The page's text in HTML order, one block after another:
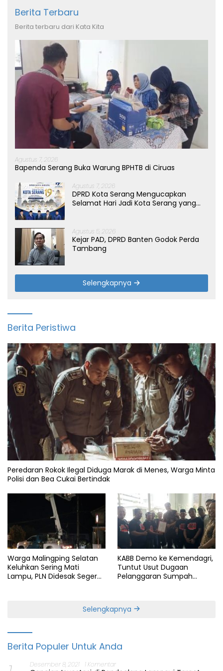
Berita Terbaru
Berita terbaru dari Kata Kita
Agustus 7, 2026
Bapenda Serang Buka Warung BPHTB di Ciruas
Agustus 7, 2026
DPRD Kota Serang Mengucapkan
Selamat Hari Jadi Kota Serang yang
Agustus 5, 2026
Kejar PAD, DPRD Banten Godok Perda
Tambang
Selengkapnya
Berita Peristiwa
Peredaran Rokok Ilegal Diduga Marak di Menes, Warga Minta
Polisi dan Bea Cukai Bertindak
Warga Malingping Selatan
Keluhkan Sering Mati
Lampu, PLN Didesak Segera
KABB Demo ke Kemendagri,
Tuntut Usut Dugaan
Pelanggaran Sumpah
Selengkapnya
Berita Populer Untuk Anda
Desember 8, 2021 1 Komentar